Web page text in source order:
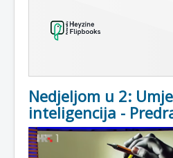
Nedjeljom u 2:
inteligencija -